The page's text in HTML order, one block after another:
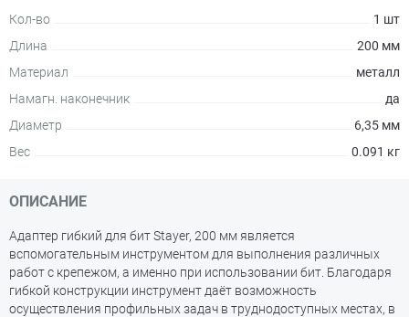
Кол-во
1 шт
Длина
200 мм
Материал
металл
Намагн. наконечник
да
Диаметр
6,35 мм
Вес
0.091 кг
ОПИСАНИЕ
Адаптер гибкий для бит Stayer, 200 мм является
вспомогательным инструментом для выполнения различных
работ с крепежом, а именно при использовании бит. Благодаря
гибкой конструкции инструмент даёт возможность
осуществления профильных задач в труднодоступных местах, в